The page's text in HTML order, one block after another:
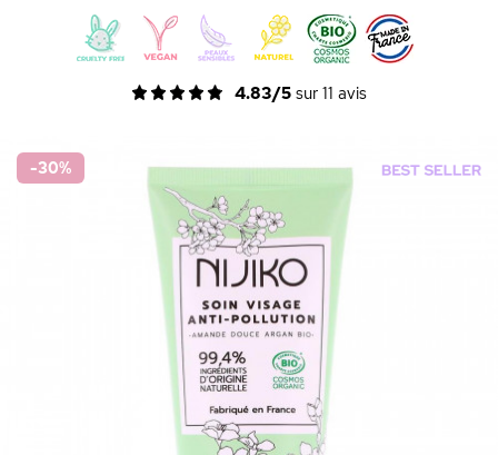
4.83/5 sur 11 avis
-30%